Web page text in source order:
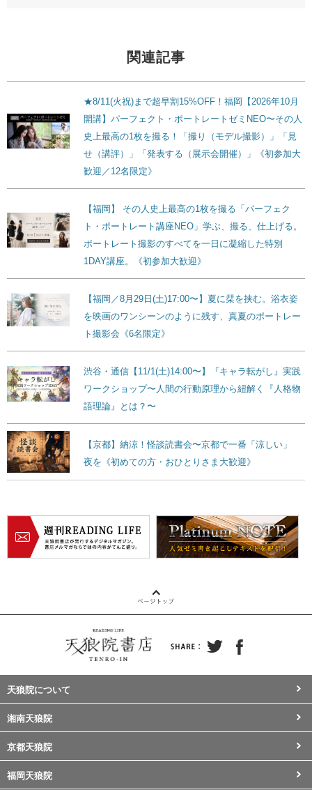
関連記事
★8/11(火祝)まで超早割15%OFF！福岡【2026年10月
開講】パーフェクト・ポートレートゼミNEO〜その人
史上最高の1枚を撮る！「撮り（モデル撮影）」「見
せ（講評）」「発表する（展示会開催）」《初参加大
歓迎／12名限定》
【福岡】 その人史上最高の1枚を撮る「パーフェク
ト・ポートレート講座NEO」学ぶ、撮る、仕上げる。
ポートレート撮影のすべてを一日に凝縮した特別
1DAY講座。《初参加大歓迎》
【福岡／8月29日(土)17:00〜】夏に栞を挟む。浴衣姿
を映画のワンシーンのように残す、真夏のポートレー
ト撮影会《6名限定》
渋谷・通信【11/1(土)14:00〜】『キャラ転がし』実践
ワークショップ〜人間の行動原理から紐解く『人格物
語理論』とは？〜
【京都】納涼！怪談読書会〜京都で一番「涼しい」
夜を《初めての方・おひとりさま大歓迎》
天狼院について
湘南天狼院
京都天狼院
福岡天狼院